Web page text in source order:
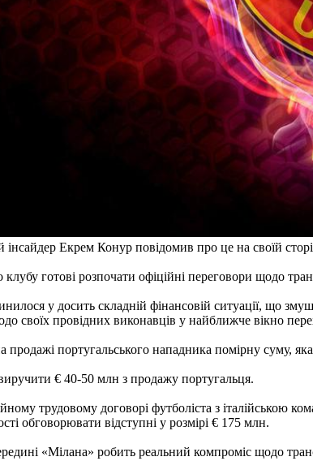
Екрем Конур повідомив про це на своїй
клубу готові розпочати офіційні переговори щодо
у досить складній фінансовій ситуації, що
своїх провідних виконавців у найближче вікно
португальського нападника помірну суму,
€ 40-50 млн з продажу португальця.
трудовому договорі футболіста з італійською
обговорювати відступні у розмірі € 175 млн.
«Мілана» робить реальний компроміс щодо